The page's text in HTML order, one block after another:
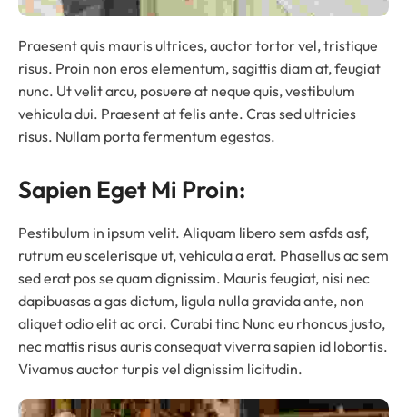
Praesent quis mauris ultrices, auctor tortor vel, tristique
risus. Proin non eros elementum, sagittis diam at, feugiat
nunc. Ut velit arcu, posuere at neque quis, vestibulum
vehicula dui. Praesent at felis ante. Cras sed ultricies
risus. Nullam porta fermentum egestas.
Sapien Eget Mi Proin:
Pestibulum in ipsum velit. Aliquam libero sem asfds asf,
rutrum eu scelerisque ut, vehicula a erat. Phasellus ac sem
sed erat pos se quam dignissim. Mauris feugiat, nisi nec
dapibuasas a gas dictum, ligula nulla gravida ante, non
aliquet odio elit ac orci. Curabi tinc Nunc eu rhoncus justo,
nec mattis risus auris consequat viverra sapien id lobortis.
Vivamus auctor turpis vel dignissim licitudin.